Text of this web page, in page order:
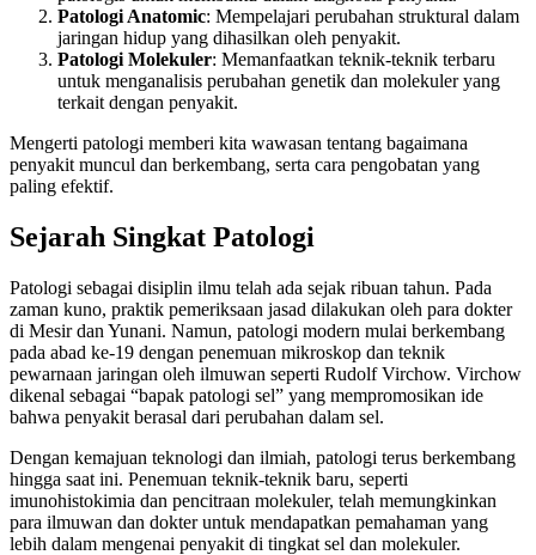
Patologi Anatomic: Mempelajari perubahan struktural dalam
jaringan hidup yang dihasilkan oleh penyakit.
Patologi Molekuler: Memanfaatkan teknik-teknik terbaru
untuk menganalisis perubahan genetik dan molekuler yang
terkait dengan penyakit.
Mengerti patologi memberi kita wawasan tentang bagaimana
penyakit muncul dan berkembang, serta cara pengobatan yang
paling efektif.
Sejarah Singkat Patologi
Patologi sebagai disiplin ilmu telah ada sejak ribuan tahun. Pada
zaman kuno, praktik pemeriksaan jasad dilakukan oleh para dokter
di Mesir dan Yunani. Namun, patologi modern mulai berkembang
pada abad ke-19 dengan penemuan mikroskop dan teknik
pewarnaan jaringan oleh ilmuwan seperti Rudolf Virchow. Virchow
dikenal sebagai “bapak patologi sel” yang mempromosikan ide
bahwa penyakit berasal dari perubahan dalam sel.
Dengan kemajuan teknologi dan ilmiah, patologi terus berkembang
hingga saat ini. Penemuan teknik-teknik baru, seperti
imunohistokimia dan pencitraan molekuler, telah memungkinkan
para ilmuwan dan dokter untuk mendapatkan pemahaman yang
lebih dalam mengenai penyakit di tingkat sel dan molekuler.